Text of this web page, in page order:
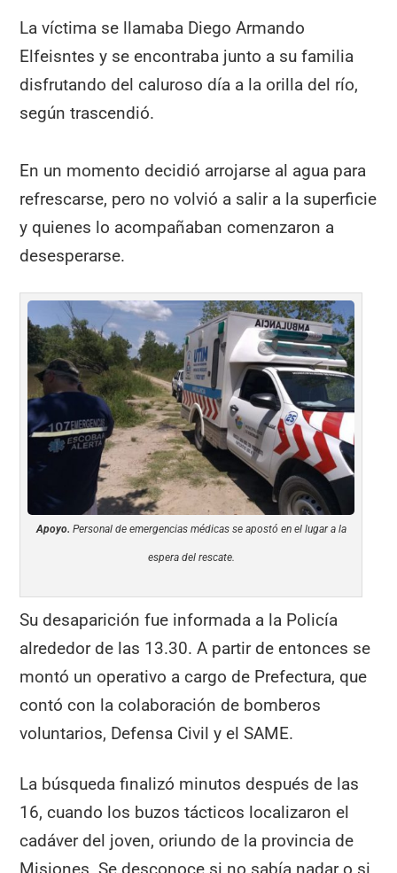
La víctima se llamaba Diego Armando
Elfeisntes y se encontraba junto a su familia
disfrutando del caluroso día a la orilla del río,
según trascendió.
En un momento decidió arrojarse al agua para
refrescarse, pero no volvió a salir a la superficie
y quienes lo acompañaban comenzaron a
desesperarse.
Apoyo. Personal de emergencias médicas se apostó en el lugar a la
espera del rescate.
Su desaparición fue informada a la Policía
alrededor de las 13.30. A partir de entonces se
montó un operativo a cargo de Prefectura, que
contó con la colaboración de bomberos
voluntarios, Defensa Civil y el SAME.
La búsqueda finalizó minutos después de las
16, cuando los buzos tácticos localizaron el
cadáver del joven, oriundo de la provincia de
Misiones. Se desconoce si no sabía nadar o si